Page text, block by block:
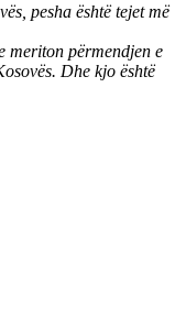
pesha është tejet më
meriton përmendjen e
Dhe kjo është